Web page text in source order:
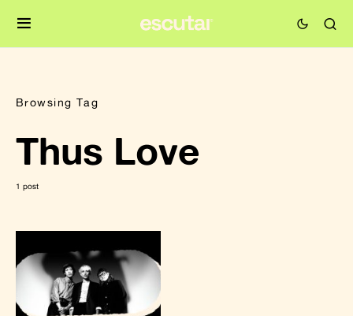
Browsing Tag
Thus Love
1 post